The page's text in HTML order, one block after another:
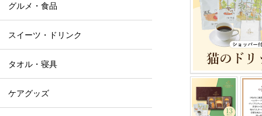
グルメ・食品
スイーツ・ドリンク
タオル・寝具
ケアグッズ